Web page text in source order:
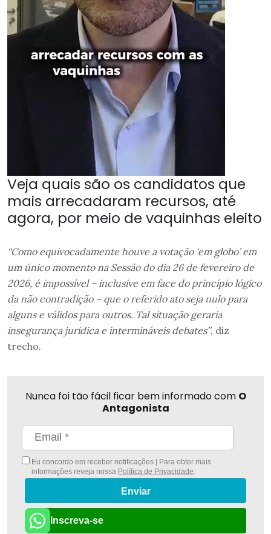
Veja quais são os candidatos que
mais arrecadaram recursos, até
agora, por meio de vaquinhas eleito
“Como equivocadamente houve a votação ‘em globo’ em
um único momento na Sessão do dia 26 de fevereiro de
2026, é impossível – inclusive em face do princípio lógico
da não contradição – que o referido ato seja nulo para
alguns e válidos para outros. Tal situação geraria
insegurança jurídica e intermináveis debates”, diz
trecho.
Nunca foi tão fácil ficar bem informado com O
Antagonista
Eu concordo em receber notificações | Para obter mais
informações reveja nossa Política de Privacidade
Enviar
Inscreva-se